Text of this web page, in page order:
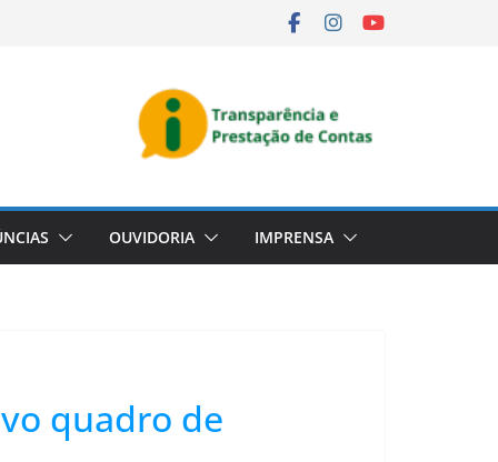
OUVIDORIA IMPRENSA
quadro de